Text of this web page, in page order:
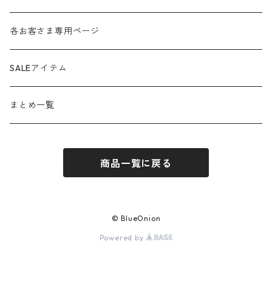
anana
ante aciem
any
blanco / uncleDaves
24aw
25ss
25aw
各お客さま専用ページ
SALEアイテム
まとめ一覧
商品一覧に戻る
© BlueOnion
Powered by